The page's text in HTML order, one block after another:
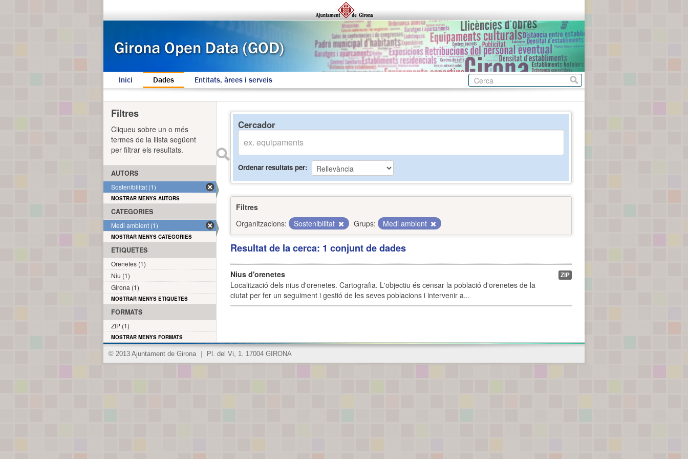
Inici Dades Entitats, àrees i serveis
Cercador
Ordenar resultats per
Filtres
Organitzacions:
Sostenibilitat Grups: Medi ambient
Resultat de la cerca: 1 conjunt de dades
Nius d'orenetes
Localització dels nius d'orenetes. Cartografia. L'objectiu és censar la població d'orenetes de la
ciutat per fer un seguiment i gestió de les seves poblacions i intervenir a...
ZIP
Filtres
Cliqueu sobre un o més
termes de la llista següent
per filtrar els resultats.
AUTORS
Sostenibilitat (1)
MOSTRAR MENYS AUTORS
CATEGORIES
Medi ambient (1)
MOSTRAR MENYS CATEGORIES
ETIQUETES
Orenetes (1)
Niu (1)
Girona (1)
MOSTRAR MENYS ETIQUETES
FORMATS
ZIP (1)
MOSTRAR MENYS FORMATS
© 2013 Ajuntament de Girona Pl. del Vi, 1. 17004 GIRONA